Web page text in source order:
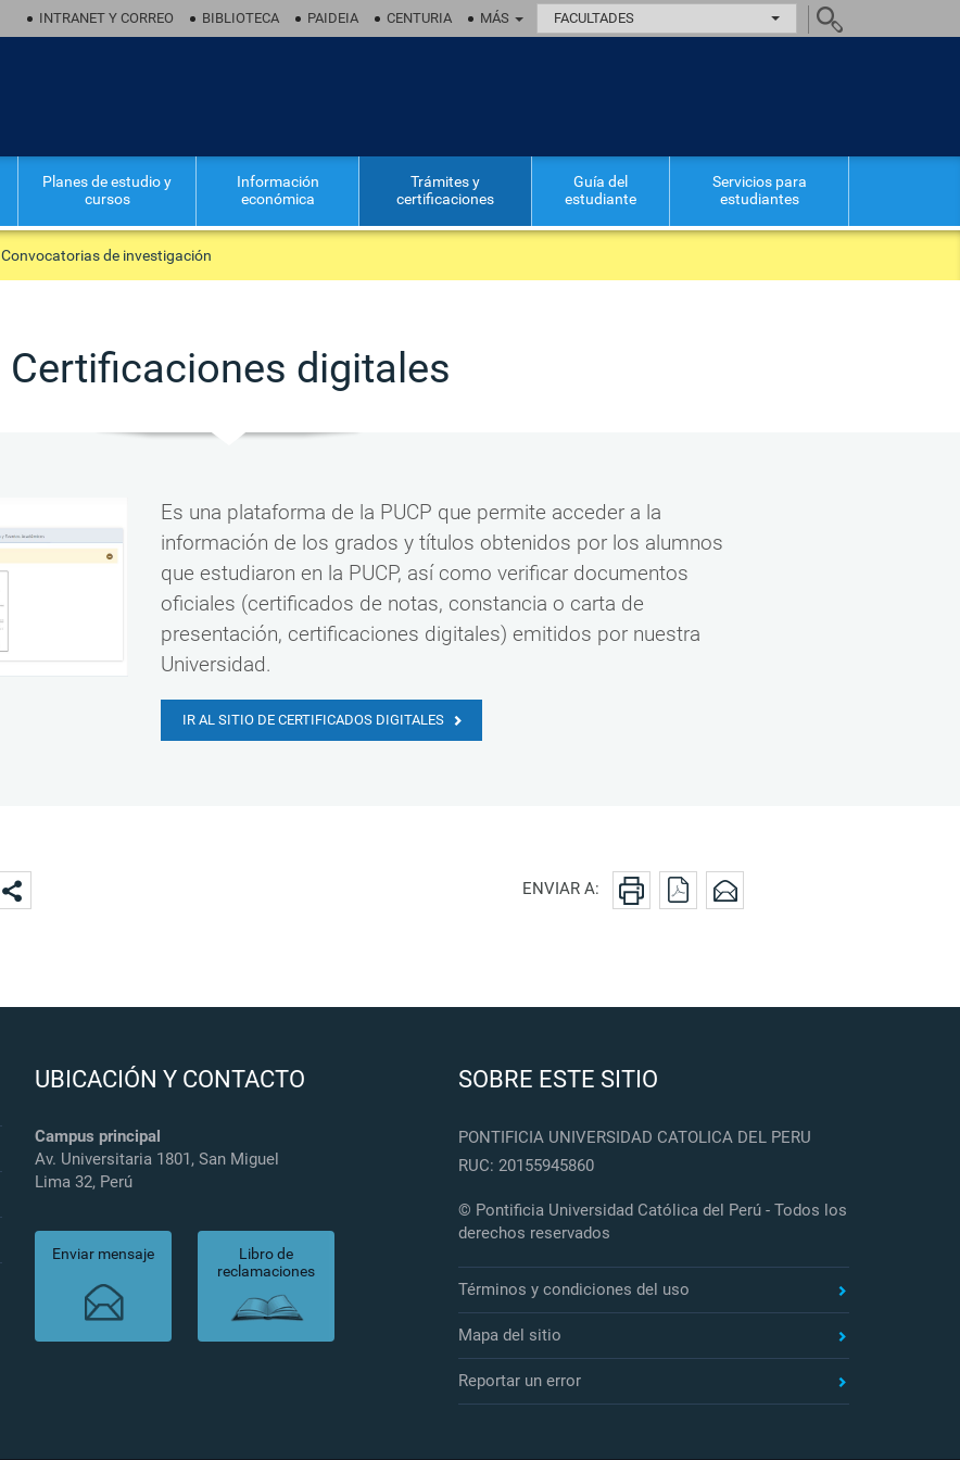
INTRANET Y CORREO BIBLIOTECA PAIDEIA CENTURIA MÁS FACULTADES
Planes de estudio y
cursos
Información
económica
Trámites y
certificaciones
Guía del
estudiante
Servicios para
estudiantes
Convocatorias de investigación
Certificaciones digitales
Es una plataforma de la PUCP que permite acceder a la
información de los grados y títulos obtenidos por los alumnos
que estudiaron en la PUCP, así como verificar documentos
oficiales (certificados de notas, constancia o carta de
presentación, certificaciones digitales) emitidos por nuestra
Universidad.
IR AL SITIO DE CERTIFICADOS DIGITALES
ENVIAR A:
UBICACIÓN Y CONTACTO
Campus principal
Av. Universitaria 1801, San Miguel
Lima 32, Perú
Enviar mensaje
Libro de
reclamaciones
SOBRE ESTE SITIO
PONTIFICIA UNIVERSIDAD CATOLICA DEL PERU
RUC: 20155945860
© Pontificia Universidad Católica del Perú - Todos los
derechos reservados
Términos y condiciones del uso
Mapa del sitio
Reportar un error